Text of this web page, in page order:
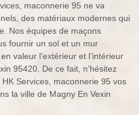
maconnerie 95 ne va
des matériaux modernes qui
Nos équipes de maçons
fournir un sol et un mur
valeur l’extérieur et l’intérieur
95420. De ce fait, n’hésitez
Services, maconnerie 95 vos
la ville de Magny En Vexin